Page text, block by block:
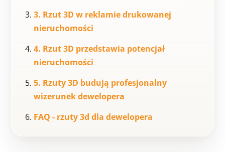
3. Rzut 3D w reklamie drukowanej
nieruchomości
4. Rzut 3D przedstawia potencjał
nieruchomości
5. Rzuty 3D budują profesjonalny
wizerunek dewelopera
FAQ - rzuty 3d dla dewelopera